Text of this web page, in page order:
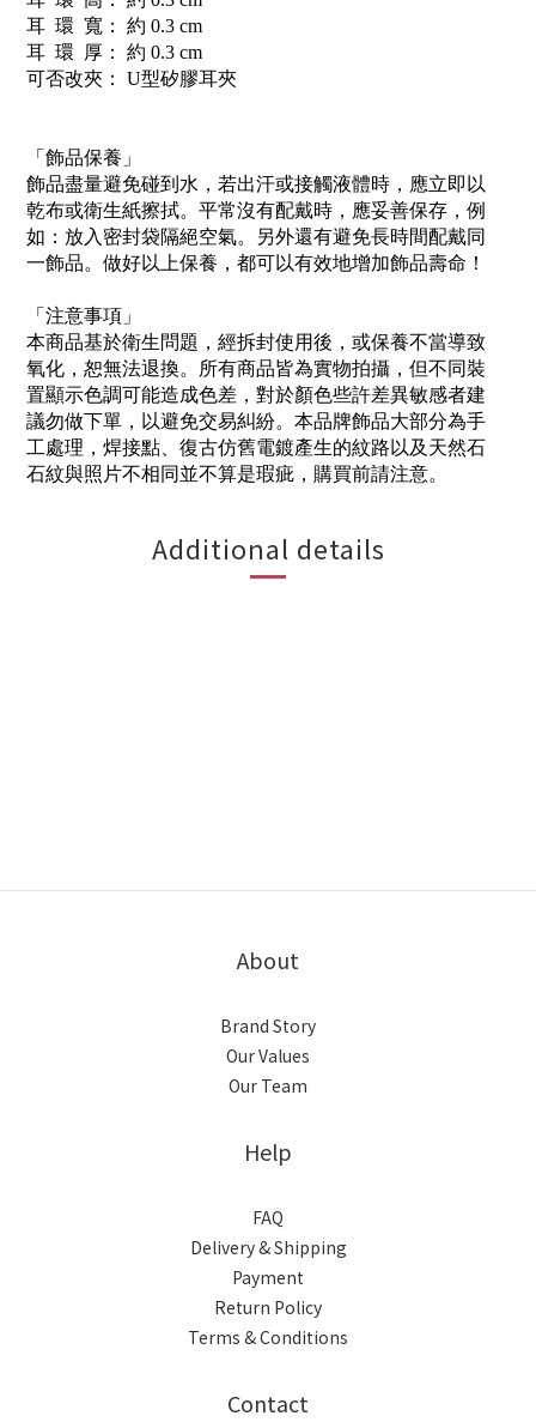
耳 環 寬： 約 0.3 cm
耳 環 厚： 約 0.3 cm
可否改夾： U型矽膠耳夾
「飾品保養」
飾品盡量避免碰到水，若出汗或接觸液體時，應立即以
乾布或衛生紙擦拭。平常沒有配戴時，應妥善保存，例
如：放入密封袋隔絕空氣。另外還有避免長時間配戴同
一飾品。做好以上保養，都可以有效地增加飾品壽命！
「注意事項」
本商品基於衛生問題，經拆封使用後，或保養不當導致
氧化，恕無法退換。所有商品皆為實物拍攝，但不同裝
置顯示色調可能造成色差，對於顏色些許差異敏感者建
議勿做下單，以避免交易糾紛。本品牌飾品大部分為手
工處理，焊接點、復古仿舊電鍍產生的紋路以及天然石
石紋與照片不相同並不算是瑕疵，購買前請注意。
Additional details
About
Brand Story
Our Values
Our Team
Help
FAQ
Delivery & Shipping
Payment
Return Policy
Terms & Conditions
Contact